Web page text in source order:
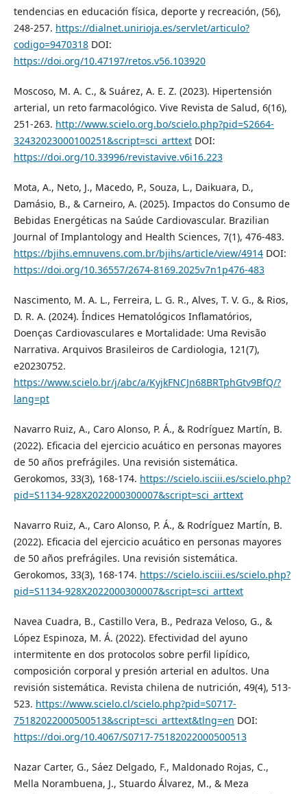
tendencias en educación física, deporte y recreación, (56),
248-257. https://dialnet.unirioja.es/servlet/articulo?
codigo=9470318DOI:
https://doi.org/10.47197/retos.v56.103920
Moscoso, M. A. C., & Suárez, A. E. Z. (2023). Hipertensión
arterial, un reto farmacológico. Vive Revista de Salud, 6(16),
251-263. http://www.scielo.org.bo/scielo.php?pid=S2664-
32432023000100251&script=sci_arttextDOI:
https://doi.org/10.33996/revistavive.v6i16.223
Mota, A., Neto, J., Macedo, P., Souza, L., Daikuara, D.,
Damásio, B., & Carneiro, A. (2025). Impactos do Consumo de
Bebidas Energéticas na Saúde Cardiovascular. Brazilian
Journal of Implantology and Health Sciences, 7(1), 476-483.
https://bjihs.emnuvens.com.br/bjihs/article/view/4914DOI:
https://doi.org/10.36557/2674-8169.2025v7n1p476-483
Nascimento, M. A. L., Ferreira, L. G. R., Alves, T. V. G., & Rios,
D. R. A. (2024). Índices Hematológicos Inflamatórios,
Doenças Cardiovasculares e Mortalidade: Uma Revisão
Narrativa. Arquivos Brasileiros de Cardiologia, 121(7),
e20230752.
https://www.scielo.br/j/abc/a/KyjkFNCJn68BRTphGtv9BfQ/?
lang=pt
Navarro Ruiz, A., Caro Alonso, P. Á., & Rodríguez Martín, B.
(2022). Eficacia del ejercicio acuático en personas mayores
de 50 años prefrágiles. Una revisión sistemática.
Gerokomos, 33(3), 168-174. https://scielo.isciii.es/scielo.php?
pid=S1134-928X2022000300007&script=sci_arttext
Navarro Ruiz, A., Caro Alonso, P. Á., & Rodríguez Martín, B.
(2022). Eficacia del ejercicio acuático en personas mayores
de 50 años prefrágiles. Una revisión sistemática.
Gerokomos, 33(3), 168-174. https://scielo.isciii.es/scielo.php?
pid=S1134-928X2022000300007&script=sci_arttext
Navea Cuadra, B., Castillo Vera, B., Pedraza Veloso, G., &
López Espinoza, M. Á. (2022). Efectividad del ayuno
intermitente en dos protocolos sobre perfil lipídico,
composición corporal y presión arterial en adultos. Una
revisión sistemática. Revista chilena de nutrición, 49(4), 513-
523. https://www.scielo.cl/scielo.php?pid=S0717-
75182022000500513&script=sci_arttext&tlng=en DOI:
https://doi.org/10.4067/S0717-75182022000500513
Nazar Carter, G., Sáez Delgado, F., Maldonado Rojas, C.,
Mella Norambuena, J., Stuardo Álvarez, M., & Meza